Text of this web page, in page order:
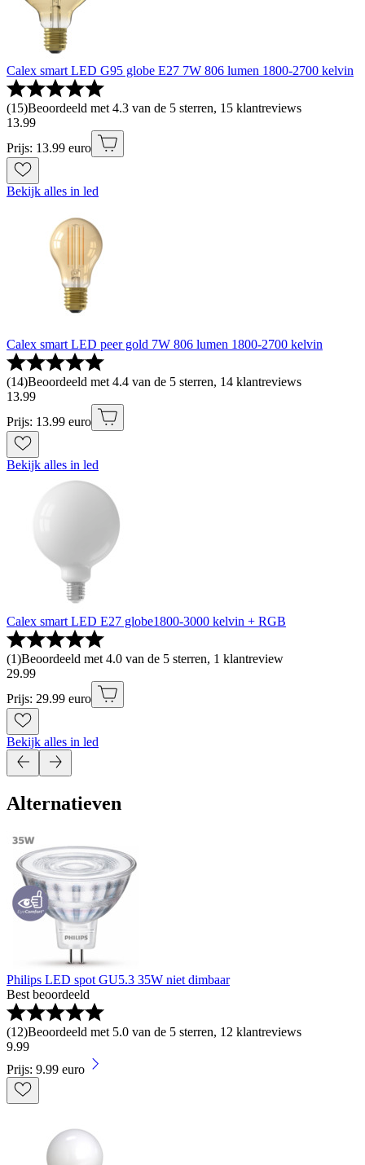
Calex smart LED G95 globe E27 7W 806 lumen 1800-2700 kelvin
(15)Beoordeeld met 4.3 van de 5 sterren, 15 klantreviews
13.99
Prijs: 13.99 euro
Bekijk alles in led
Calex smart LED peer gold 7W 806 lumen 1800-2700 kelvin
(14)Beoordeeld met 4.4 van de 5 sterren, 14 klantreviews
13.99
Prijs: 13.99 euro
Bekijk alles in led
Calex smart LED E27 globe1800-3000 kelvin + RGB
(1)Beoordeeld met 4.0 van de 5 sterren, 1 klantreview
29.99
Prijs: 29.99 euro
Bekijk alles in led
Alternatieven
Philips LED spot GU5.3 35W niet dimbaar
Best beoordeeld
(12)Beoordeeld met 5.0 van de 5 sterren, 12 klantreviews
9.99
Prijs: 9.99 euro